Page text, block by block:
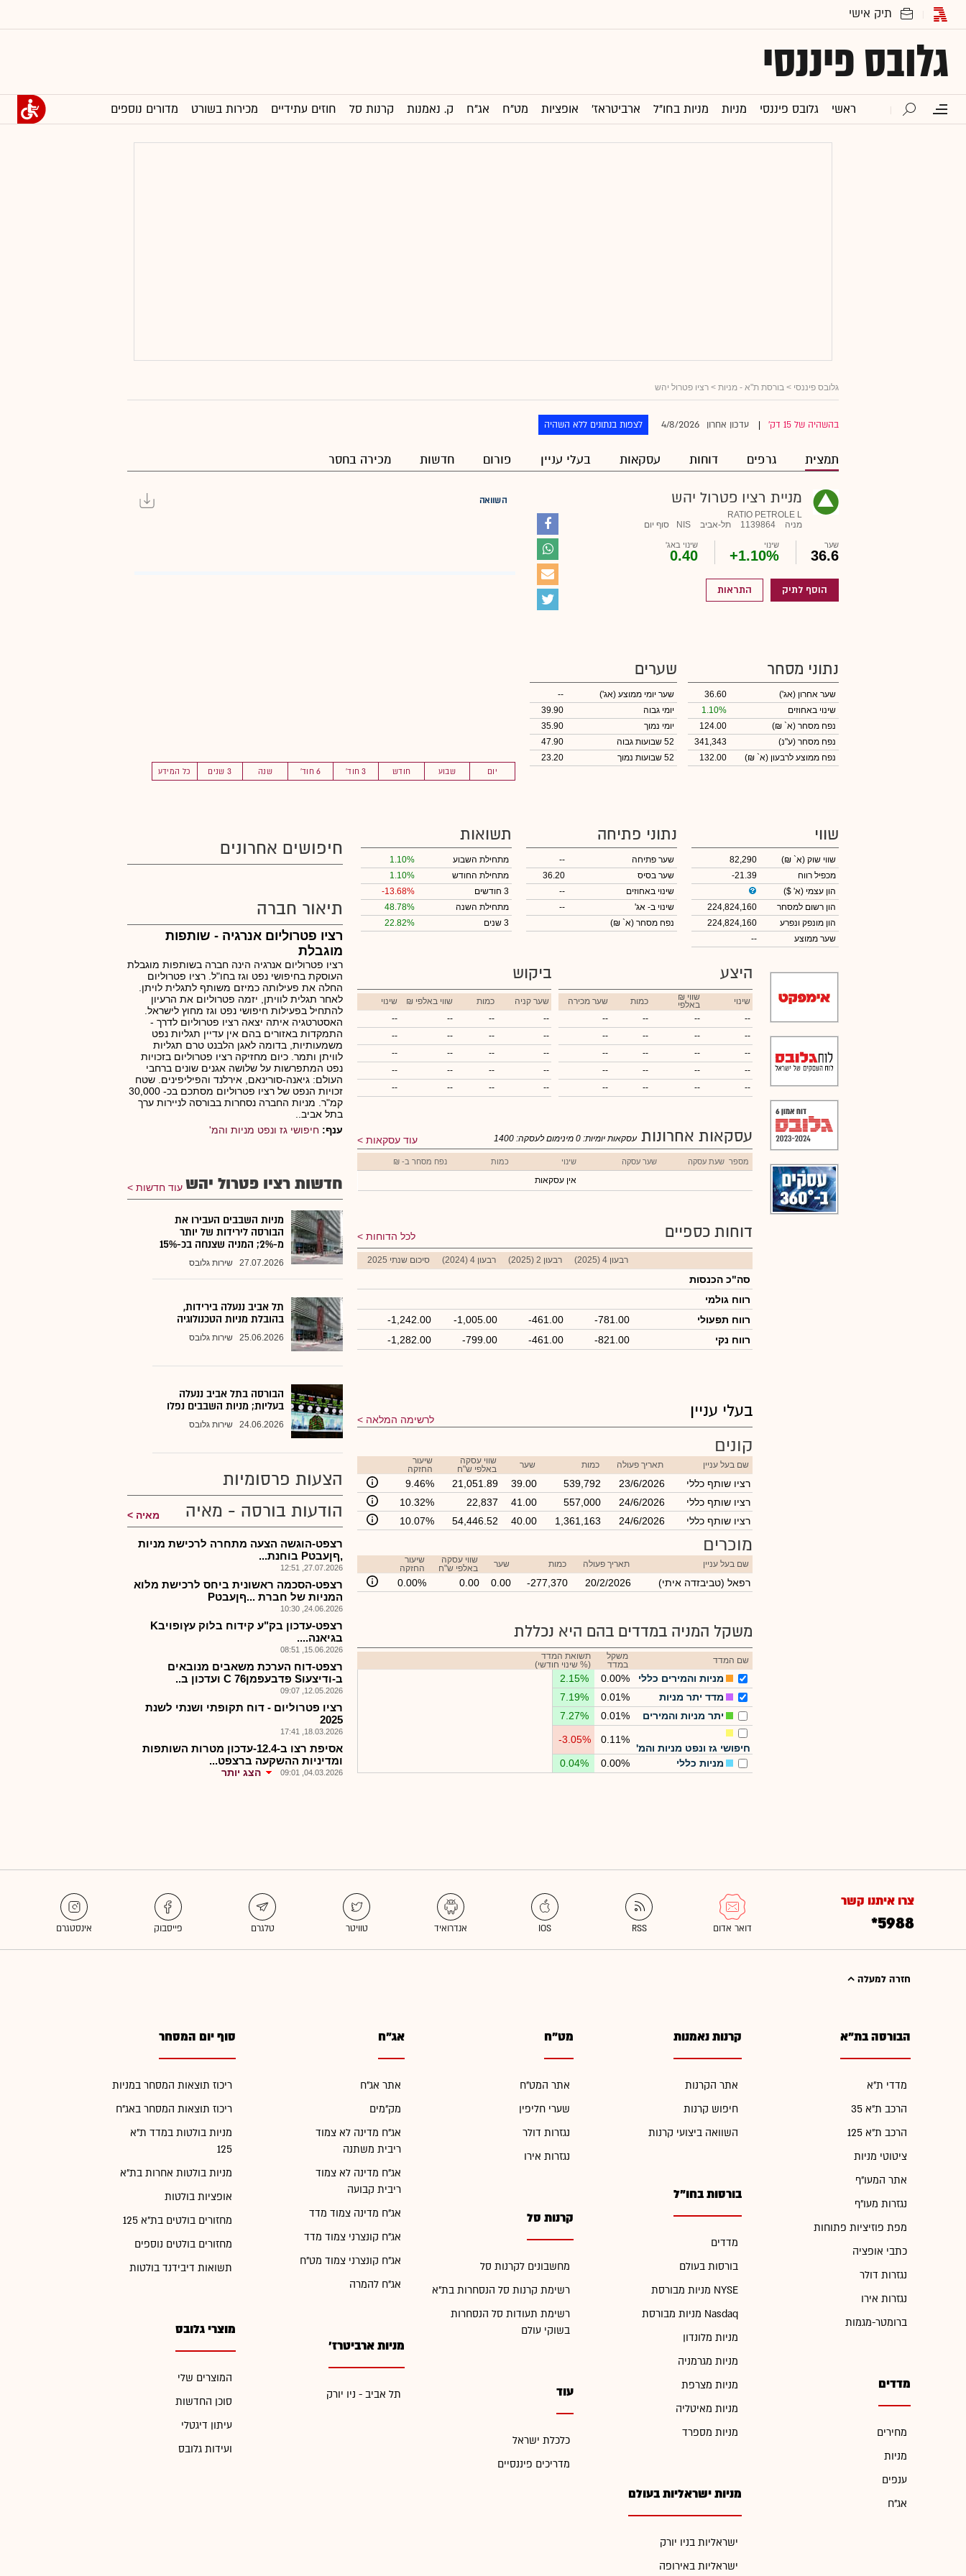
גלובס פיננסי
ראשי גלובס פיננסי מניות מניות בחו"ל ארביטראז' אופציות מט"ח אג"ח ק. נאמנות קרנות סל חוזים עתידיים מכירות בשורט מדורים נוספים
גלובס פיננסי > בורסת ת"א - מניות > רציו פטרול יהש
בהשהיה של 15 דק' עדכון אחרון 4/8/2026 לצפות בנתונים ללא השהיה
תמצית גרפים דוחות עסקאות בעלי עניין פורום חדשות מכירה בחסר
מניית רציו פטרול יהש
RATIO PETROLE L
מניה
1139864 תל-אביב NIS סוף יום
שער
36.6
שינוי
+1.10%
שינוי באג'
0.40
הוסף לתיק התראות
השוואה
יום שבוע חודש 3 חוד' 6 חוד' שנה 3 שנים כל המידע
נתוני מסחר
שער אחרון (אג')
36.60
שינוי באחוזים
1.10%
נפח מסחר (א` ₪)
124.00
נפח מסחר (ע"נ)
341,343
נפח ממוצע לרבעון (א` ₪)
132.00
שערים
שער יומי ממוצע (אג')
--
יומי גבוה
39.90
יומי נמוך
35.90
52 שבועות גבוה
47.90
52 שבועות נמוך
23.20
שווי
שווי שוק (א` ₪)
82,290
מכפיל רווח
-21.39
הון עצמי (א' $)
הון רשום למסחר
224,824,160
הון מונפק ונפרע
224,824,160
שער ממוצע
--
נתוני פתיחה
שער פתיחה
--
שער בסיס
36.20
שינוי באחוזים
--
שינוי ב- אג'
--
נפח מסחר (א` ₪)
תשואות
מתחילת השבוע
1.10%
מתחילת החודש
1.10%
3 חודשים
-13.68%
מתחילת השנה
48.78%
3 שנים
22.82%
היצע
שינוי ₪ שווי
באלפי כמות
שער מכירה
--
--
--
--
--
--
--
--
--
--
--
--
--
--
--
--
--
--
--
--
ביקוש
שער קניה כמות ₪ שווי באלפי
שינוי
--
--
--
--
--
--
--
--
--
--
--
--
--
--
--
--
--
--
--
--
עסקאות אחרונות עוד עסקאות עסקאות יומיות: 0 מינימום לעסקה: 1400
מספר שעת עסקה שער עסקה שינוי כמות נפח מסחר ב- ₪
אין עסקאות
דוחות כספיים לכל הדוחות
רבעון 4 (2025) רבעון 2 (2025) רבעון 4 (2024) סיכום שנתי 2025
סה"כ הכנסות
רווח גולמי
רווח תפעולי
-781.00
-461.00
-1,005.00
-1,242.00
רווח נקי
-821.00
-461.00
-799.00
-1,282.00
בעלי עניין לרשימה המלאה
קונים
שם בעל עניין תאריך פעולה כמות שער
שווי עסקה
באלפי ש"ח
שיעור
החזקה
רציו שותף כללי 23/6/2026
539,792
39.00
21,051.89
9.46%
רציו שותף כללי
24/6/2026
557,000
41.00
22,837
10.32%
רציו שותף כללי
24/6/2026
1,361,163
40.00
54,446.52
10.07%
מוכרים
שם בעל עניין תאריך פעולה כמות שער
שווי עסקה
באלפי ש"ח
שיעור
החזקה
(רפאל (טביבזדה איתי 20/2/2026
-277,370
0.00
0.00
0.00%
משקל המניה במדדים בהם היא נכללת
שם המדד
משקל
במדד
תשואת המדד
(% שינוי חודשי)
מניות והמירים כללי 0.00%
2.15%
מדד יתר מניות
0.01%
7.19%
יתר מניות והמירים
0.01%
7.27%
חיפושי גז ונפט מניות והמ'
0.11%
-3.05%
מניות כללי 0.00%
0.04%
חיפושים אחרונים
תיאור חברה
רציו פטרוליום אנרגיה - שותפות
מוגבלת
רציו פטרוליום אנרגיה הינה חברה בשותפות מוגבלת
העוסקת בחיפושי נפט וגז בחו"ל. רציו פטרוליום
החלה את פעילותה כמיזם משותף לתגלית לויתן.
לאחר תגלית לוויתן, יזמה פטרוליום את הרעיון
להתחיל בפעילות חיפושי נפט וגז מחוץ לישראל.
האסטרטגיה איתה יצאה רציו פטרוליום לדרך -
התמקדות באזורים בהם אין עדיין תגליות נפט
משמעותיות, בדומה לאגן הלבנט טרם תגליות
לוויתן ותמר. כיום מחזיקה רציו פטרוליום בזכויות
נפט המתפרשות על שלושה אגנים שונים ברחבי
העולם: גיאנה-סורינאם, אירלנד והפיליפינים. שטח
זכויות הנפט של רציו פטרוליום מסתכם בכ- 30,000
קמ"ר. מניות החברה נסחרות בבורסה לניירות ערך
בתל אביב..
ענף: חיפושי גז ונפט מניות והמ'
חדשות רציו פטרול יהש עוד חדשות
מניות השבבים העבירו את
הבורסה לירידות של יותר
מ-2%; המניה שצנחה בכ-15%
27.07.2026 שירות גלובס
תל אביב ננעלה בירידות,
בהובלת מניות הטכנולוגיה
25.06.2026 שירות גלובס
הבורסה בתל אביב ננעלה
בעליות; מניות השבבים נפלו
24.06.2026 שירות גלובס
הצעות פרסומיות
הודעות בורסה - מאיה
מאיה
רצפט-הוגשה הצעה מתחרה לרכישת מניות
,ףןעבטP בוחנת...
27.07.2026, 12:51
רצפט-הסכמה ראשונית ביחס לרכישת מלוא
המניות של חברת ...ףןעבטP
24.06.2026, 10:30
רצפט-עדכון בק"ע קידוח בלוק עץופויבK
בגיאנה....
15.06.2026, 08:51
רצפט-דוח הערכת משאבים מנובאים
ב-ודיצעוS פדבעפמןC 76 ועדכון ב..
12.05.2026, 09:07
רציו פטרוליום - דוח תקופתי ושנתי לשנת
2025
18.03.2026, 17:41
אסיפת רצו ב-12.4-עדכון מטרות השותפות
ומדיניות ההשקעה ברצפט...
04.03.2026, 09:01 הצג יותר
צרו איתנו קשר
*5988
חזרה למעלה
הבורסה בת"א
מדדי ת"א
הרכב ת"א 35
הרכב ת"א 125
ציטוטי מניות
אתר המעו"ף
נגזרות מעו"ף
מפת פוזיציות פתוחות
כתבי אופציה
נגזרות דולר
נגזרות אירו
ברומטר-מגמות
מדדים
מחירים
מניות
ענפים
אג"ח
קרנות נאמנות
אתר הקרנות
חיפוש קרנות
השוואה ביצועי קרנות
בורסות בחו"ל
מדדים
בורסות בעולם
מניות מבורסת NYSE
מניות מבורסת Nasdaq
מניות מלונדון
מניות מגרמניה
מניות מצרפת
מניות מאיטליה
מניות מספרד
מניות ישראליות בעולם
ישראליות בניו יורק
ישראליות באירופה
מט"ח
אתר המט"ח
שערי חליפין
נגזרות דולר
נגזרות אירו
קרנות סל
מחשבונים לקרנות סל
רשימת קרנות סל הנסחרות בת"א
רשימת תעודות סל הנסחרות
בשוקי עולם
עוד
כלכלת ישראל
מדריכים פיננסיים
אג"ח
אתר אג"ח
מק"מים
אג"ח מדינה לא צמוד
ריבית משתנה
אג"ח מדינה לא צמוד
ריבית קבועה
אג"ח מדינה צמוד מדד
אג"ח קונצרני צמוד מדד
אג"ח קונצרני צמוד מט"ח
אג"ח להמרה
מניות ארביטרז'
תל אביב - ניו יורק
סוף יום המסחר
ריכוז תוצאות המסחר במניות
ריכוז תוצאות המסחר באג"ח
מניות בולטות במדד ת"א
125
מניות בולטות אחרות בת"א
אופציות בולטות
מחזורים בולטים בת"א 125
מחזורים בולטים נוספים
תשואות דיבידנד בולטות
מוצרי גלובס
המוצרים שלי
סוכן החדשות
עיתון דיגטלי
ועידות גלובס